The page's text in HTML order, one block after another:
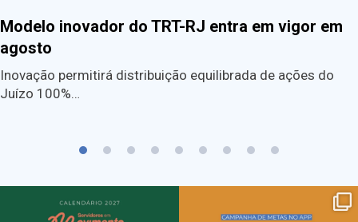
Modelo inovador do TRT-RJ entra em vigor em
agosto
Inovação permitirá distribuição equilibrada de ações do
Juízo 100%…